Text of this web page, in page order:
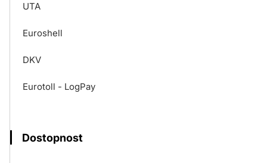
UTA
Euroshell
DKV
Eurotoll - LogPay
Dostopnost